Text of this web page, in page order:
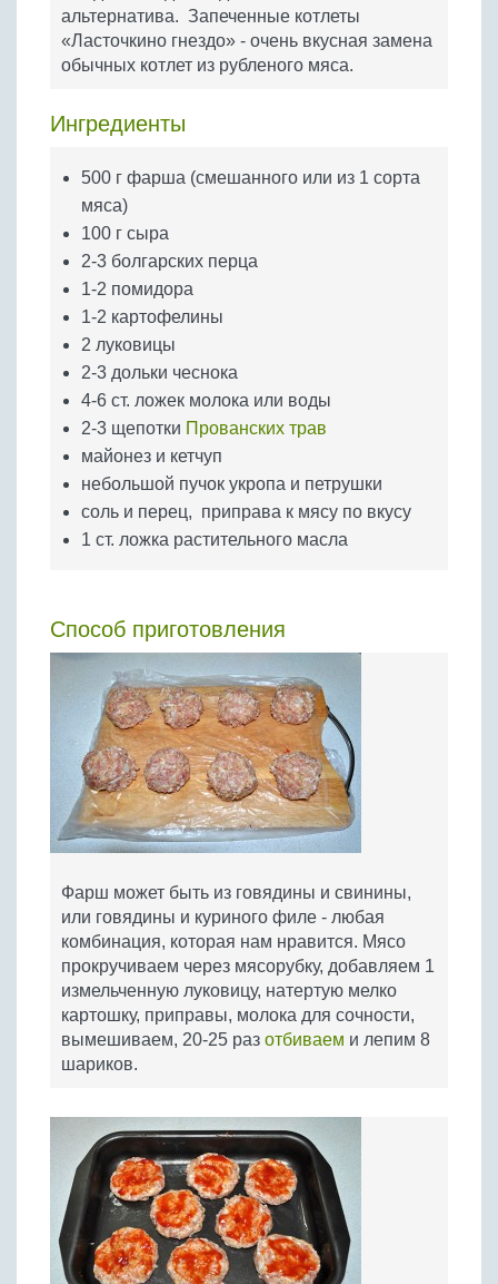
Бобовые
Яйца
альтернатива. Запеченные котлеты
«Ласточкино гнездо» - очень вкусная замена
обычных котлет из рубленого мяса.
Ингредиенты
500 г фарша (смешанного или из 1 сорта
мяса)
100 г сыра
2-3 болгарских перца
1-2 помидора
1-2 картофелины
2 луковицы
2-3 дольки чеснока
4-6 ст. ложек молока или воды
2-3 щепотки Прованских трав
майонез и кетчуп
небольшой пучок укропа и петрушки
соль и перец, приправа к мясу по вкусу
1 ст. ложка растительного масла
Способ приготовления
Фарш может быть из говядины и свинины,
или говядины и куриного филе - любая
комбинация, которая нам нравится. Мясо
прокручиваем через мясорубку, добавляем 1
измельченную луковицу, натертую мелко
картошку, приправы, молока для сочности,
вымешиваем, 20-25 раз отбиваем и лепим 8
шариков.